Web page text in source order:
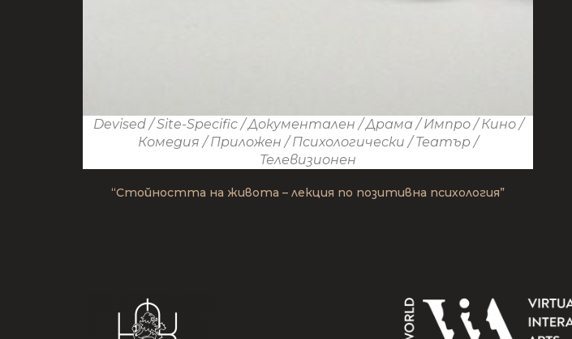
Devised/Site-Specific/Документален /Драма /Импро/Кино/
Комедия /Приложен /Психологически /Театър/
Телевизионен
“Стойността на живота – лекция по позитивна психология”